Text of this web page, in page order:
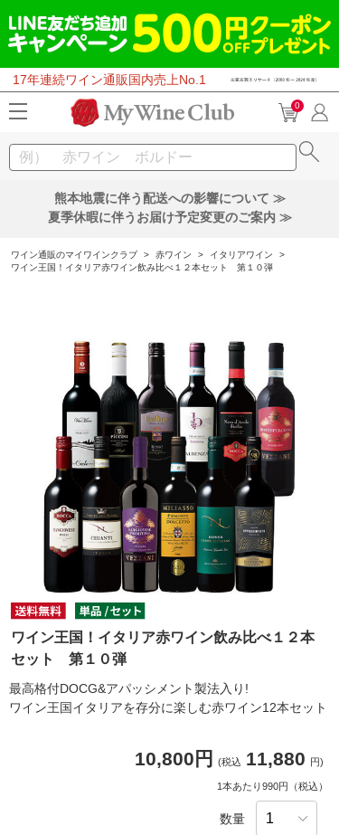
17年連続ワイン通販国内売上No.1
0
熊本地震に伴う配送への影響について ≫
夏季休暇に伴うお届け予定変更のご案内 ≫
ワイン通販のマイワインクラブ > 赤ワイン > イタリアワイン
>
ワイン王国！イタリア赤ワイン飲み比べ１２本セット 第１０弾
ワイン王国！イタリア赤ワイン飲み比べ１２本
セット 第１０弾
最高格付DOCG&アパッシメント製法入り!
ワイン王国イタリアを存分に楽しむ赤ワイン12本セット
10,800円 (税込 11,880 円)
1本あたり990円（税込）
数量